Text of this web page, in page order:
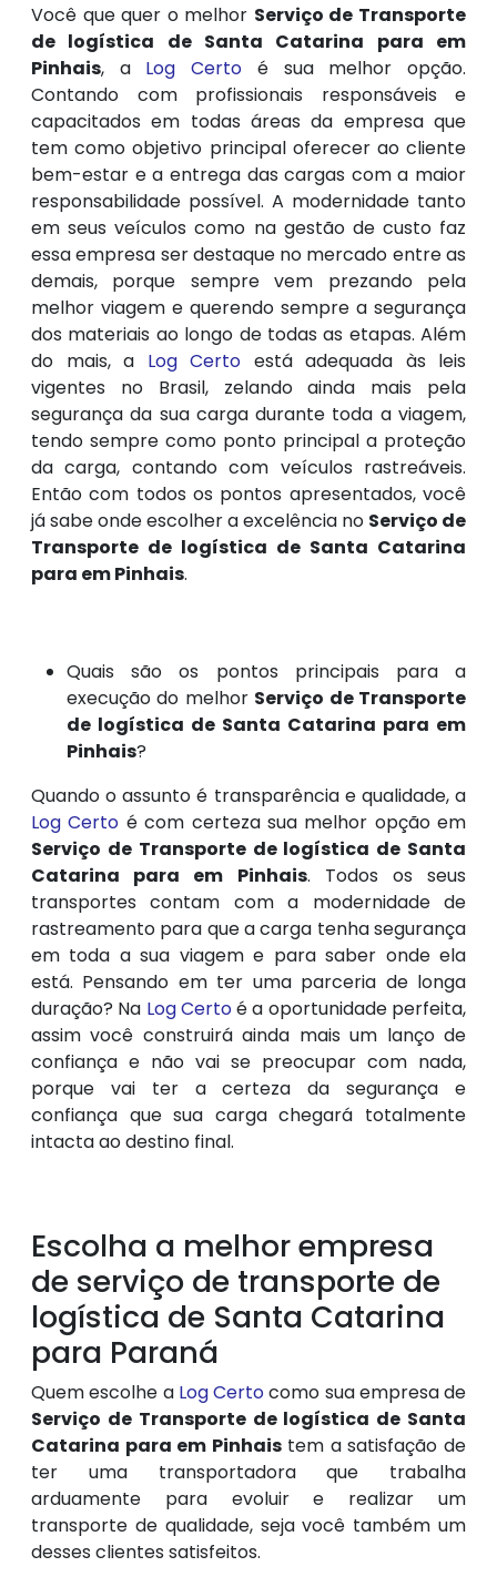
Você que quer o melhor Serviço de Transporte
de logística de Santa Catarina para em
Pinhais, a Log Certo é sua melhor opção.
Contando com profissionais responsáveis e
capacitados em todas áreas da empresa que
tem como objetivo principal oferecer ao cliente
bem-estar e a entrega das cargas com a maior
responsabilidade possível. A modernidade tanto
em seus veículos como na gestão de custo faz
essa empresa ser destaque no mercado entre as
demais, porque sempre vem prezando pela
melhor viagem e querendo sempre a segurança
dos materiais ao longo de todas as etapas. Além
do mais, a Log Certo está adequada às leis
vigentes no Brasil, zelando ainda mais pela
segurança da sua carga durante toda a viagem,
tendo sempre como ponto principal a proteção
da carga, contando com veículos rastreáveis.
Então com todos os pontos apresentados, você
já sabe onde escolher a excelência no Serviço de
Transporte de logística de Santa Catarina
para em Pinhais.
Quais são os pontos principais para a
execução do melhor Serviço de Transporte
de logística de Santa Catarina para em
Pinhais?
Quando o assunto é transparência e qualidade, a
Log Certo é com certeza sua melhor opção em
Serviço de Transporte de logística de Santa
Catarina para em Pinhais. Todos os seus
transportes contam com a modernidade de
rastreamento para que a carga tenha segurança
em toda a sua viagem e para saber onde ela
está. Pensando em ter uma parceria de longa
duração? Na Log Certoé a oportunidade perfeita,
assim você construirá ainda mais um lanço de
confiança e não vai se preocupar com nada,
porque vai ter a certeza da segurança e
confiança que sua carga chegará totalmente
intacta ao destino final.
Escolha a melhor empresa
de serviço de transporte de
logística de Santa Catarina
para Paraná
Quem escolhe a Log Certocomo sua empresa de
Serviço de Transporte de logística de Santa
Catarina para em Pinhaistem a satisfação de
ter uma transportadora que trabalha
arduamente para evoluir e realizar um
transporte de qualidade, seja você também um
desses clientes satisfeitos.